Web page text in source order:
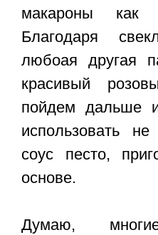
макароны как
Благодаря
любоая другая
красивый
пойдем дальше
использовать
соус песто,
основе.
Думаю,